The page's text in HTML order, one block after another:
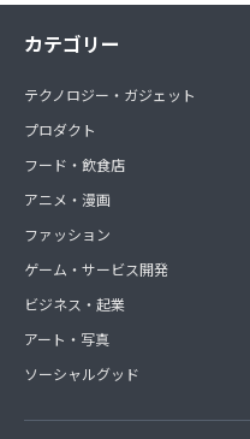
カテゴリー
テクノロジー・ガジェット
プロダクト
フード・飲食店
アニメ・漫画
ファッション
ゲーム・サービス開発
ビジネス・起業
アート・写真
ソーシャルグッド